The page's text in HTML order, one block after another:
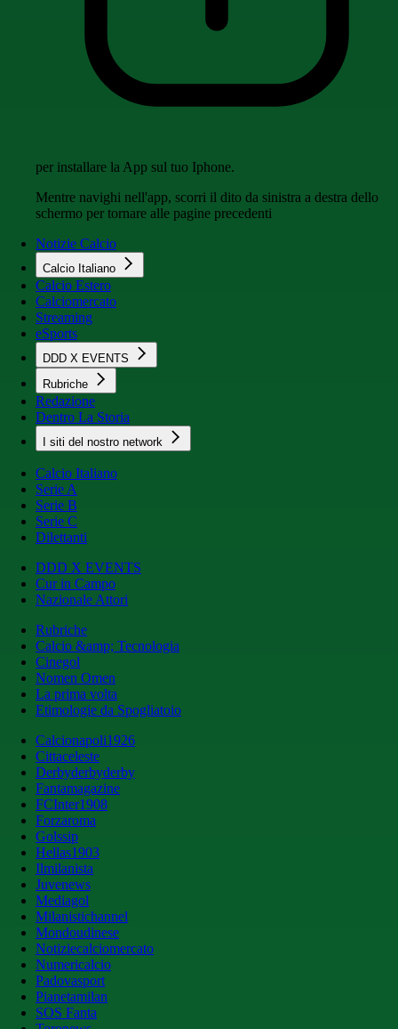
per installare la App sul tuo Iphone.
Mentre navighi nell'app, scorri il dito da sinistra a destra dello
schermo per tornare alle pagine precedenti
Notizie Calcio
Calcio Italiano
Calcio Estero
Calciomercato
Streaming
eSports
DDD X EVENTS
Rubriche
Redazione
Dentro La Storia
I siti del nostro network
Calcio Italiano
Serie A
Serie B
Serie C
Dilettanti
DDD X EVENTS
Cur in Campo
Nazionale Attori
Rubriche
Calcio &amp; Tecnologia
Cinegol
Nomen Omen
La prima volta
Etimologie da Spogliatoio
Calcionapoli1926
Cittaceleste
Derbyderbyderby
Fantamagazine
FCInter1908
Forzaroma
Golssip
Hellas1903
Ilmilanista
Juvenews
Mediagol
Milanistichannel
Mondoudinese
Notiziecalciomercato
Numericalcio
Padovasport
Pianetamilan
SOS Fanta